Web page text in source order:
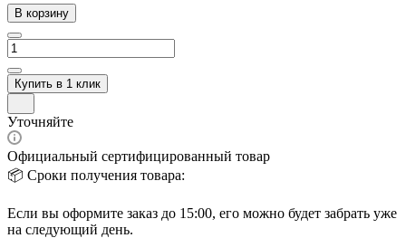
В корзину
Купить в 1 клик
Уточняйте
Официальный сертифицированный товар
📦 Сроки получения товара:
Если вы оформите заказ до 15:00, его можно будет забрать уже
на следующий день.